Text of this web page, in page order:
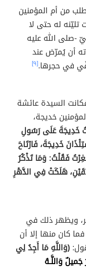
من أم المؤمنين
له حتى لا
-صلى الله عليه
أن يُمرّض عند
في حجرها.[٩]
السيدة عائشة
خديجة،
‌خَدِيجَةَ عَلَى رَسُولِ
‌خَدِيجَةَ، فَارْتَاحَ
فَقُلْتُ: وَمَا تَذْكُرُ
هَلَكَتْ فِي الدَّهْرِ
ويظهر ذلك في
كان منها إلا أن
(وَاللَّهِ مَا أَجِدُ لِي
وَاللَّـهُ